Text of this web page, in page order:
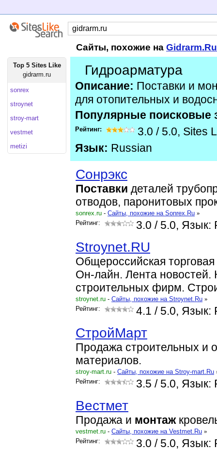
Сайты, похожие на Gidrarm.Ru
Top 5 Sites Like
gidrarm.ru
sonrex
stroynet
stroy-mart
vestmet
metizi
Гидроарматура
Описание: Поставки и
для отопительных и
Популярные поисковые
Рейтинг: 3.0 / 5.0, Sites
Язык: Russian
Сонрэкс
Поставки деталей
отводов, паронитовых
sonrex.ru - Cайты, похожие на Sonrex.Ru »
Рейтинг:
3.0 / 5.0, Язык:
Stroynet.RU
Общероссийская торговая
Он-лайн. Лента новостей.
строительных фирм.
stroynet.ru - Cайты, похожие на Stroynet.Ru »
Рейтинг:
4.1 / 5.0, Язык:
СтройМарт
Продажа строительных и
материалов.
stroy-mart.ru - Cайты, похожие на Stroy-mart.Ru
Рейтинг:
3.5 / 5.0, Язык:
Вестмет
Продажа и монтаж
vestmet.ru - Cайты, похожие на Vestmet.Ru »
Рейтинг:
3.0 / 5.0, Язык: